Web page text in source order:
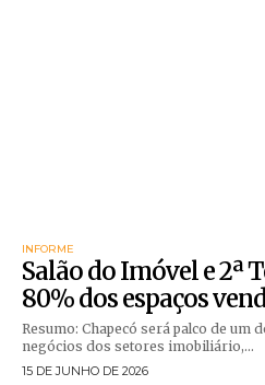
INFORME
Salão do Imóvel e 2ª
80% dos espaços
Resumo: Chapecó será palco de um
negócios dos setores imobiliário,...
15 DE JUNHO DE 2026